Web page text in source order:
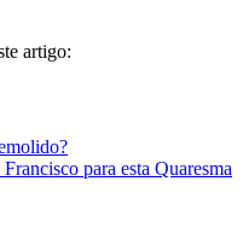
artigo:
para esta Quaresma